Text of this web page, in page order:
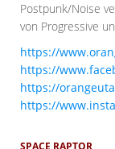
Postpunk/Noise
von Progressive
https://
https://
https://
https://
SPACE RAPTOR